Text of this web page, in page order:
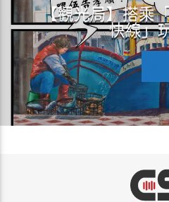
【觀光局】搭乘
快線」